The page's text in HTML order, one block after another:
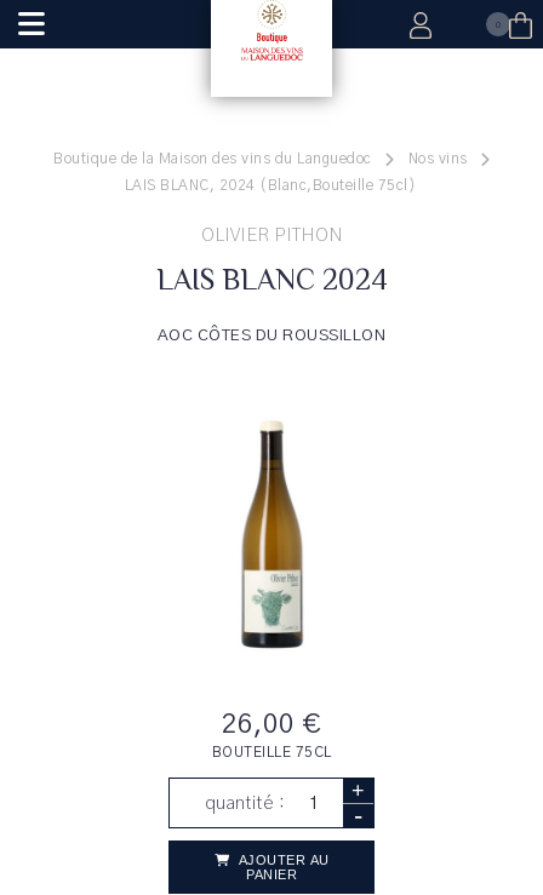
0
Boutique de la Maison des vins du Languedoc
Nos vins
LAIS BLANC, 2024 (Blanc,Bouteille 75cl)
OLIVIER PITHON
LAIS BLANC 2024
AOC CÔTES DU ROUSSILLON
26,00 €
BOUTEILLE 75CL
quantité : +
-
AJOUTER AU
PANIER